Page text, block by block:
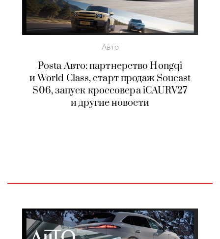
Авто
Posta Авто: партнерство Hongqi
и World Class, старт продаж Soueast
S06, запуск кроссовера iCAURV27
и другие новости